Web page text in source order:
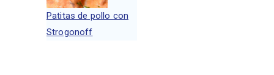
Patitas de pollo con
Strogonoff